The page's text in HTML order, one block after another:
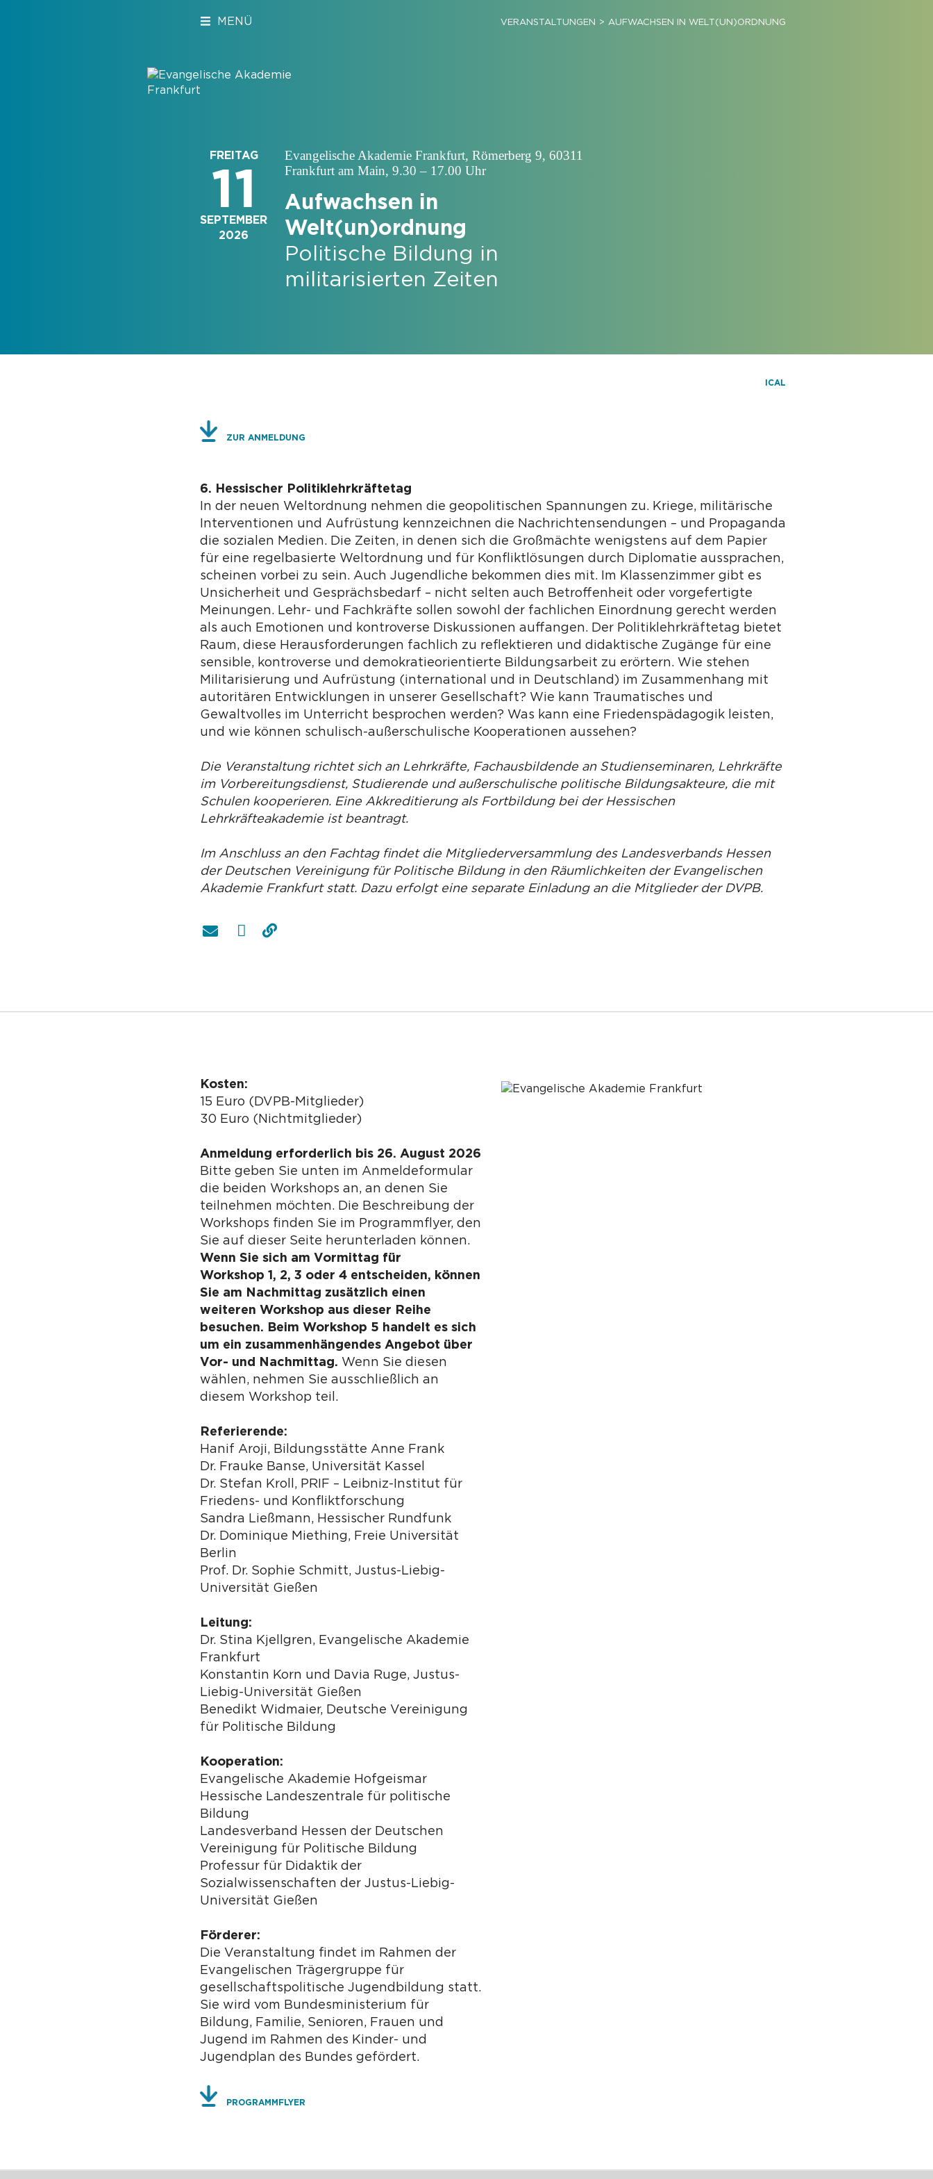
MENÜ VERANSTALTUNGEN AUFWACHSEN IN WELT(UN)ORDNUNG
FREITAG
11
SEPTEMBER
2026
Evangelische Akademie Frankfurt, Römerberg 9, 60311
Frankfurt am Main, 9.30 – 17.00 Uhr
Aufwachsen in
Welt(un)ordnung
Politische Bildung in
militarisierten Zeiten
ICAL
ZUR ANMELDUNG
6. Hessischer Politiklehrkräftetag
In der neuen Weltordnung nehmen die geopolitischen Spannungen zu. Kriege, militärische
Interventionen und Aufrüstung kennzeichnen die Nachrichtensendungen – und Propaganda
die sozialen Medien. Die Zeiten, in denen sich die Großmächte wenigstens auf dem Papier
für eine regelbasierte Weltordnung und für Konfliktlösungen durch Diplomatie aussprachen,
scheinen vorbei zu sein. Auch Jugendliche bekommen dies mit. Im Klassenzimmer gibt es
Unsicherheit und Gesprächsbedarf – nicht selten auch Betroffenheit oder vorgefertigte
Meinungen. Lehr- und Fachkräfte sollen sowohl der fachlichen Einordnung gerecht werden
als auch Emotionen und kontroverse Diskussionen auffangen. Der Politiklehrkräftetag bietet
Raum, diese Herausforderungen fachlich zu reflektieren und didaktische Zugänge für eine
sensible, kontroverse und demokratieorientierte Bildungsarbeit zu erörtern. Wie stehen
Militarisierung und Aufrüstung (international und in Deutschland) im Zusammenhang mit
autoritären Entwicklungen in unserer Gesellschaft? Wie kann Traumatisches und
Gewaltvolles im Unterricht besprochen werden? Was kann eine Friedenspädagogik leisten,
und wie können schulisch-außerschulische Kooperationen aussehen?
Die Veranstaltung richtet sich an Lehrkräfte, Fachausbildende an Studienseminaren, Lehrkräfte
im Vorbereitungsdienst, ­Studierende und außerschulische politische Bildungsakteure, die mit
Schulen kooperieren. Eine Akkreditierung als Fortbildung bei der Hessischen
Lehrkräfteakademie ist beantragt.
Im Anschluss an den Fachtag findet die Mitgliederversammlung des Landesverbands Hessen
der Deutschen Vereinigung für Politische Bildung in den Räumlichkeiten der Evangelischen
Akademie Frankfurt statt. Dazu erfolgt eine separate Einladung an die Mitglieder der DVPB.
Kosten:
15 Euro (DVPB-Mitglieder)
30 Euro (Nichtmitglieder)
Anmeldung erforderlich bis 26. August 2026
Bitte geben Sie unten im Anmeldeformular
die beiden Workshops an, an denen Sie
teilnehmen möchten. Die Beschreibung der
Workshops finden Sie im Programmflyer, den
Sie auf dieser Seite herunterladen können.
Wenn Sie sich am Vormittag für
Workshop 1, 2, 3 oder 4 entscheiden, können
Sie am Nachmittag zusätzlich einen
weiteren Workshop aus dieser Reihe
besuchen. Beim Workshop 5 handelt es sich
um ein zusammenhängendes Angebot über
Vor- und Nachmittag. Wenn Sie diesen
wählen, nehmen Sie ausschließlich an
diesem Workshop teil.
Referierende:
Hanif Aroji, Bildungsstätte Anne Frank
Dr. Frauke Banse, Universität Kassel
Dr. Stefan Kroll, PRIF – Leibniz-Institut für
Friedens- und Konfliktforschung
Sandra Ließmann, Hessischer Rundfunk
Dr. Dominique Miething, Freie Universität
Berlin
Prof. Dr. Sophie Schmitt, Justus-Liebig-
Universität Gießen
Leitung:
Dr. Stina Kjellgren, Evangelische Akademie
Frankfurt
Konstantin Korn und Davia Ruge, Justus-
Liebig-Universität Gießen
Benedikt Widmaier, Deutsche Vereinigung
für Politische Bildung
Kooperation:
Evangelische Akademie Hofgeismar
Hessische Landeszentrale für politische
Bildung
Landesverband Hessen der Deutschen
Vereinigung für Politische Bildung
Professur für Didaktik der
Sozialwissenschaften der Justus-Liebig-
Universität Gießen
Förderer:
Die Veranstaltung findet im Rahmen der
Evangelischen Trägergruppe für
gesellschaftspolitische Jugendbildung statt.
Sie wird vom Bundesministerium für
Bildung, Familie, Senioren, Frauen und
Jugend im Rahmen des Kinder- und
Jugendplan des Bundes gefördert.
PROGRAMMFLYER